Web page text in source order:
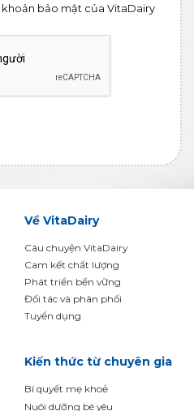
khoản bảo mật của VitaDairy
Về VitaDairy
Câu chuyện VitaDairy
Cam kết chất lượng
Phát triển bền vững
Đối tác và phân phối
Tuyển dụng
Kiến thức từ chuyên gia
Bí quyết mẹ khoẻ
Nuôi dưỡng bé yêu